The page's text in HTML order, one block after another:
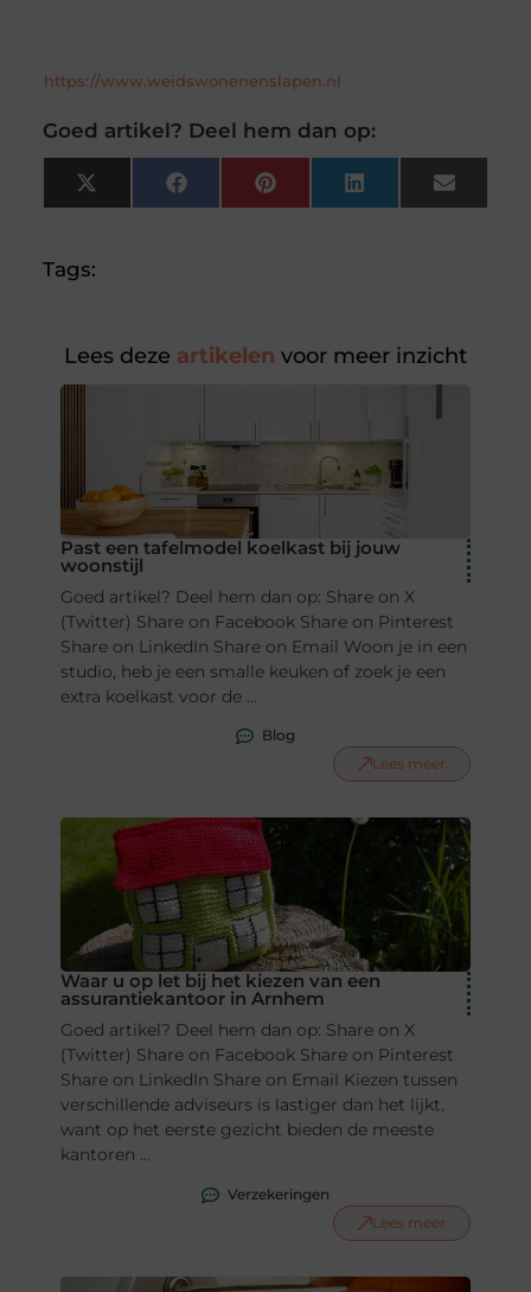
https://www.weidswonenenslapen.nl
Goed artikel? Deel hem dan op:
X
(Twitter)
FacebookPinterest LinkedIn Email
Tags:
Lees deze artikelen voor meer inzicht
Past een tafelmodel koelkast bij jouw
woonstijl
Goed artikel? Deel hem dan op: Share on X
(Twitter) Share on Facebook Share on Pinterest
Share on LinkedIn Share on Email Woon je in een
studio, heb je een smalle keuken of zoek je een
extra koelkast voor de ...
Blog
Lees meer
Waar u op let bij het kiezen van een
assurantiekantoor in Arnhem
Goed artikel? Deel hem dan op: Share on X
(Twitter) Share on Facebook Share on Pinterest
Share on LinkedIn Share on Email Kiezen tussen
verschillende adviseurs is lastiger dan het lijkt,
want op het eerste gezicht bieden de meeste
kantoren ...
Verzekeringen
Lees meer